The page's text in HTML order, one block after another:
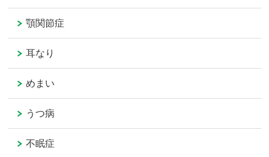
顎関節症
耳なり
めまい
うつ病
不眠症